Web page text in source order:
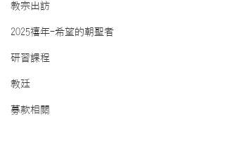
教宗出訪
2025禧年-希望的朝聖者
研習課程
教廷
募款相關